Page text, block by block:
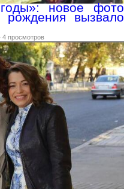
новое фото
вызвало
4 просмотров